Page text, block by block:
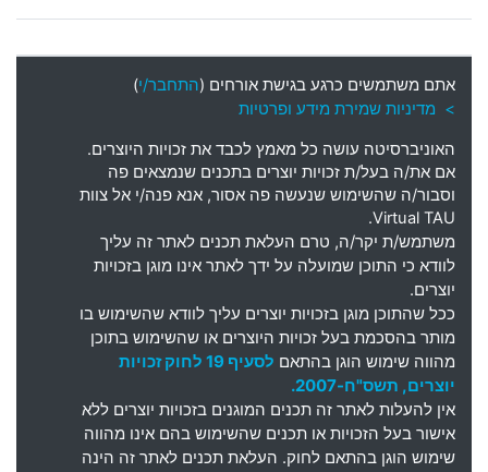
אתם משתמשים כרגע בגישת אורחים (התחבר/י)
> מדיניות שמירת מידע ופרטיות
האוניברסיטה עושה כל מאמץ לכבד את זכויות היוצרים.
אם את/ה בעל/ת זכויות יוצרים בתכנים שנמצאים פה
וסבור/ה שהשימוש שנעשה פה אסור, אנא פנה/י אל צוות
Virtual TAU.
משתמש/ת יקר/ה, טרם העלאת תכנים לאתר זה עליך
לוודא כי התוכן שמועלה על ידך לאתר אינו מוגן בזכויות
יוצרים.
ככל שהתוכן מוגן בזכויות יוצרים עליך לוודא שהשימוש בו
מותר בהסכמת בעל זכויות היוצרים או שהשימוש בתוכן
מהווה שימוש הוגן בהתאם
לסעיף 19 לחוק זכויות
יוצרים, תשס"ח-2007.
אין להעלות לאתר זה תכנים המוגנים בזכויות יוצרים ללא
אישור בעל הזכויות או תכנים שהשימוש בהם אינו מהווה
שימוש הוגן בהתאם לחוק. העלאת תכנים לאתר זה הינה